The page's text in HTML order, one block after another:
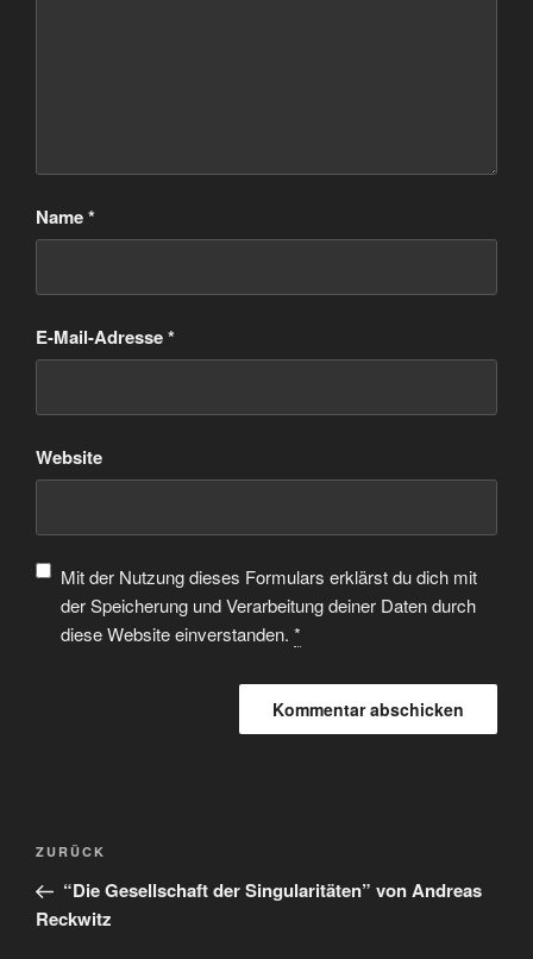
Name*
E-Mail-Adresse*
Website
Mit der Nutzung dieses Formulars erklärst du dich mit
der Speicherung und Verarbeitung deiner Daten durch
diese Website einverstanden. *
ZURÜCK
“Die Gesellschaft der Singularitäten” von Andreas
Reckwitz